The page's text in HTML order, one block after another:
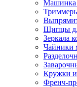
Машинка
Щипцы
Зеркала
Чайники
Кружки и
Френч-